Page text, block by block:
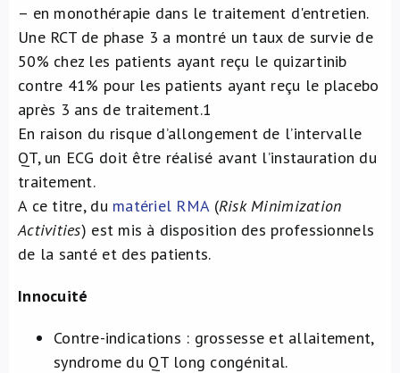
– en monothérapie dans le traitement d'entretien.
Une RCT de phase 3 a montré un taux de survie de
50% chez les patients ayant reçu le quizartinib
contre 41% pour les patients ayant reçu le placebo
après 3 ans de traitement.1
En raison du risque d’allongement de l’intervalle
QT, un ECG doit être réalisé avant l’instauration du
traitement.
A ce titre, du matériel RMA(Risk Minimization
Activities) est mis à disposition des professionnels
de la santé et des patients.
Innocuité
Contre-indications : grossesse et allaitement,
syndrome du QT long congénital.